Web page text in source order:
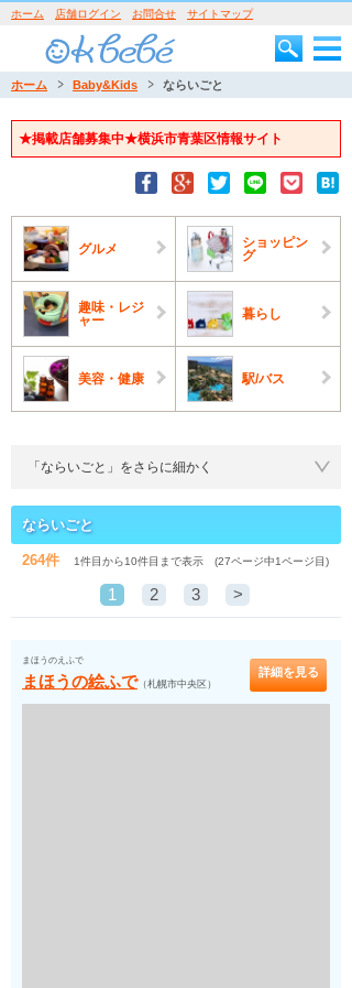
ホーム 店舗ログイン お問合せ サイトマップ
ホーム Baby&Kids ならいごと
★掲載店舗募集中★横浜市青葉区情報サイト
グルメ
ショッピン
グ
趣味・レジ
ャー
暮らし
美容・健康 駅/バス
ならいごと
264件 1件目から10件目まで表示 (27ページ中1ページ目)
1 2 3 >
まほうのえふで
まほうの絵ふで（札幌市中央区）
詳細を見る